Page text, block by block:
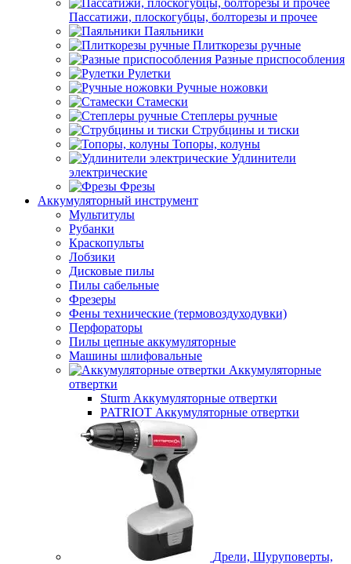
Пассатижи, плоскогубцы, болторезы и прочее
Паяльники
Плиткорезы ручные
Разные приспособления
Рулетки
Ручные ножовки
Стамески
Степлеры ручные
Струбцины и тиски
Топоры, колуны
Удлинители
электрические
Фрезы
Аккумуляторный инструмент
Мультитулы
Рубанки
Краскопульты
Лобзики
Дисковые пилы
Пилы сабельные
Фрезеры
Фены технические (термовоздуходувки)
Перфораторы
Пилы цепные аккумуляторные
Машины шлифовальные
Аккумуляторные
отвертки
Sturm Аккумуляторные отвертки
PATRIOT Аккумуляторные отвертки
Дрели, Шуруповерты,